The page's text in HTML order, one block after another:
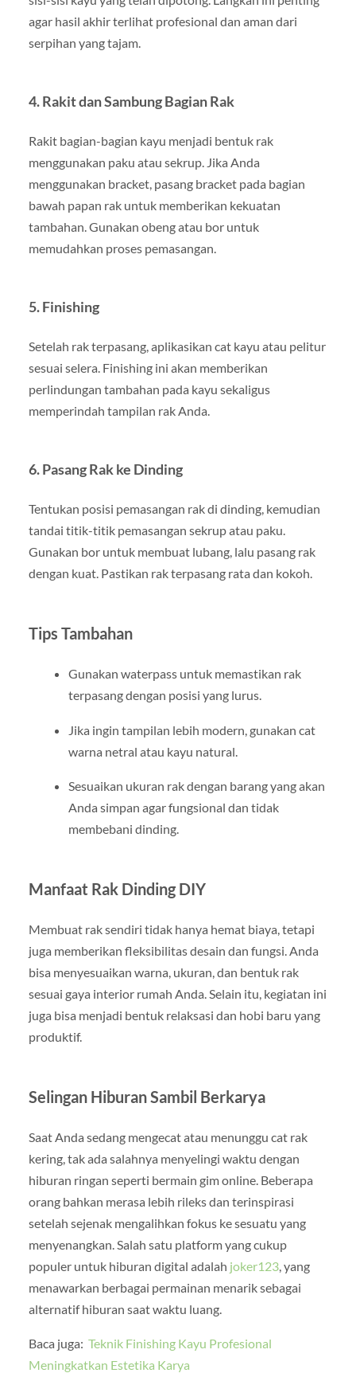
agar hasil akhir terlihat profesional dan aman dari
serpihan yang tajam.
4. Rakit dan Sambung Bagian Rak
Rakit bagian-bagian kayu menjadi bentuk rak
menggunakan paku atau sekrup. Jika Anda
menggunakan bracket, pasang bracket pada bagian
bawah papan rak untuk memberikan kekuatan
tambahan. Gunakan obeng atau bor untuk
memudahkan proses pemasangan.
5. Finishing
Setelah rak terpasang, aplikasikan cat kayu atau pelitur
sesuai selera. Finishing ini akan memberikan
perlindungan tambahan pada kayu sekaligus
memperindah tampilan rak Anda.
6. Pasang Rak ke Dinding
Tentukan posisi pemasangan rak di dinding, kemudian
tandai titik-titik pemasangan sekrup atau paku.
Gunakan bor untuk membuat lubang, lalu pasang rak
dengan kuat. Pastikan rak terpasang rata dan kokoh.
Tips Tambahan
Gunakan waterpass untuk memastikan rak
terpasang dengan posisi yang lurus.
Jika ingin tampilan lebih modern, gunakan cat
warna netral atau kayu natural.
Sesuaikan ukuran rak dengan barang yang akan
Anda simpan agar fungsional dan tidak
membebani dinding.
Manfaat Rak Dinding DIY
Membuat rak sendiri tidak hanya hemat biaya, tetapi
juga memberikan fleksibilitas desain dan fungsi. Anda
bisa menyesuaikan warna, ukuran, dan bentuk rak
sesuai gaya interior rumah Anda. Selain itu, kegiatan ini
juga bisa menjadi bentuk relaksasi dan hobi baru yang
produktif.
Selingan Hiburan Sambil Berkarya
Saat Anda sedang mengecat atau menunggu cat rak
kering, tak ada salahnya menyelingi waktu dengan
hiburan ringan seperti bermain gim online. Beberapa
orang bahkan merasa lebih rileks dan terinspirasi
setelah sejenak mengalihkan fokus ke sesuatu yang
menyenangkan. Salah satu platform yang cukup
populer untuk hiburan digital adalah joker123, yang
menawarkan berbagai permainan menarik sebagai
alternatif hiburan saat waktu luang.
Baca juga: Teknik Finishing Kayu Profesional
Meningkatkan Estetika Karya